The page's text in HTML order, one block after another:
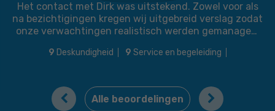
contact met Dirk was uitstekend. Zowel voor als
bezichtigingen kregen wij uitgebreid verslag zodat
verwachtingen realistisch werden gemanaged.
fantastisch. Omdat wij geen gemiddeld huis
(on)mogelijkhenen. Veel makelaars kunnen een
aan hem nemen. Ook zijn team verdient alle
Deskundigheid 9
Service en begeleiding
PreviousAlle beoordelingen Next